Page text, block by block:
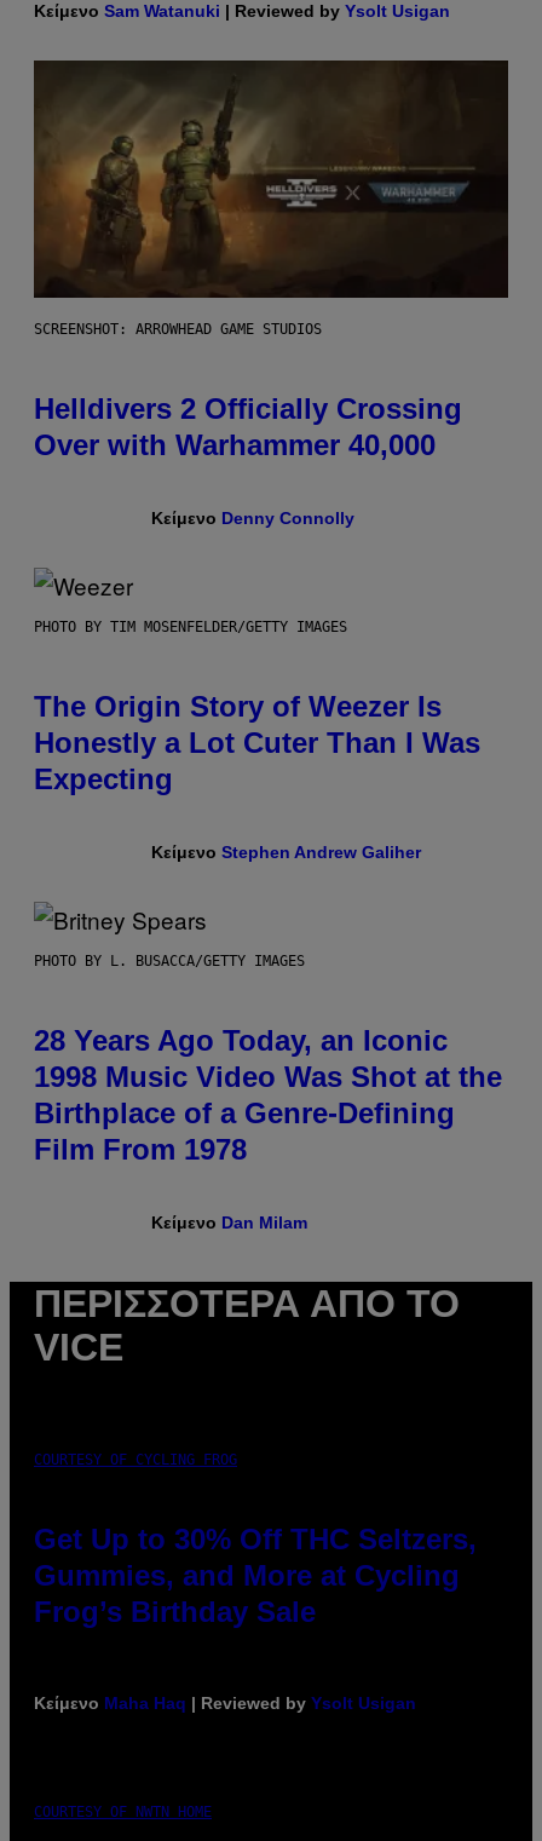
Κείμενο Sam Watanuki | Reviewed by Ysolt Usigan
SCREENSHOT: ARROWHEAD GAME STUDIOS
Helldivers 2 Officially Crossing
Over with Warhammer 40,000
Κείμενο Denny Connolly
PHOTO BY TIM MOSENFELDER/GETTY IMAGES
The Origin Story of Weezer Is
Honestly a Lot Cuter Than I Was
Expecting
Κείμενο Stephen Andrew Galiher
PHOTO BY L. BUSACCA/GETTY IMAGES
28 Years Ago Today, an Iconic
1998 Music Video Was Shot at the
Birthplace of a Genre-Defining
Film From 1978
Κείμενο Dan Milam
ΠΕΡΙΣΣΌΤΕΡΑ ΑΠΌ ΤΟ
VICE
COURTESY OF CYCLING FROG
Get Up to 30% Off THC Seltzers,
Gummies, and More at Cycling
Frog’s Birthday Sale
Κείμενο Maha Haq | Reviewed by Ysolt Usigan
COURTESY OF NWTN HOME